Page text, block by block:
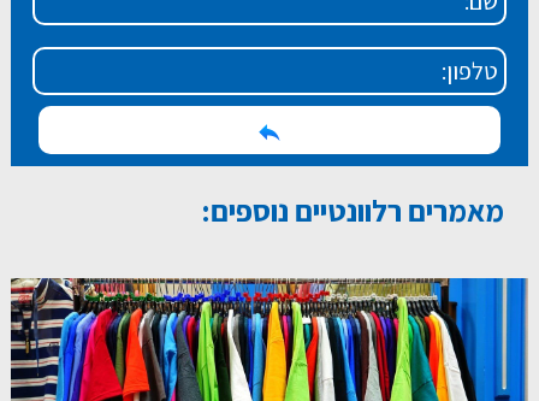
מאמרים רלוונטיים נוספים: